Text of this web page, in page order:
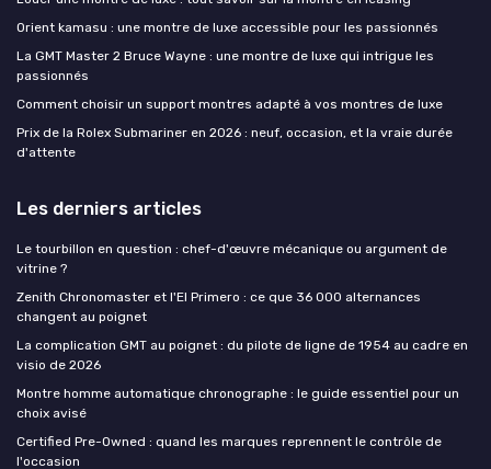
Orient kamasu : une montre de luxe accessible pour les passionnés
La GMT Master 2 Bruce Wayne : une montre de luxe qui intrigue les
passionnés
Comment choisir un support montres adapté à vos montres de luxe
Prix de la Rolex Submariner en 2026 : neuf, occasion, et la vraie durée
d'attente
Les derniers articles
Le tourbillon en question : chef-d'œuvre mécanique ou argument de
vitrine ?
Zenith Chronomaster et l'El Primero : ce que 36 000 alternances
changent au poignet
La complication GMT au poignet : du pilote de ligne de 1954 au cadre en
visio de 2026
Montre homme automatique chronographe : le guide essentiel pour un
choix avisé
Certified Pre-Owned : quand les marques reprennent le contrôle de
l'occasion